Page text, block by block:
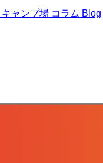
キャンプ場 コラム Blog